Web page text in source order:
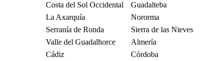
Costa del Sol Occidental
Guadalteba
La Axarquía
Nororma
Serranía de Ronda
Sierra de las Nieves
Valle del Guadalhorce
Almería
Cádiz
Córdoba